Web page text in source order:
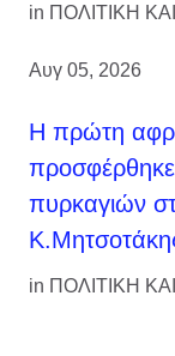
in ΠΟΛΙΤΙΚΗ
Αυγ 05, 2026
Η πρώτη
πυρκαγιών
in ΠΟΛΙΤΙΚΗ